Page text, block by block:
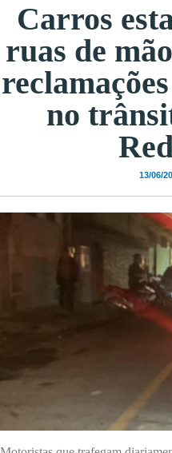
Carros
ruas de
no
13/06/